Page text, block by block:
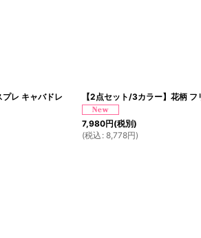
レ キャバドレ
【2点セット/3カラー】花柄
7,980円(税別)
(税込 : 8,778円)